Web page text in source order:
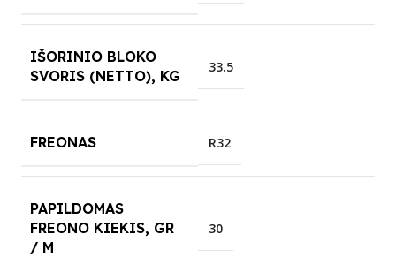
IŠORINIO BLOKO
SVORIS (NETTO), KG
33.5
FREONAS R32
PAPILDOMAS
FREONO KIEKIS, GR
/ M
30